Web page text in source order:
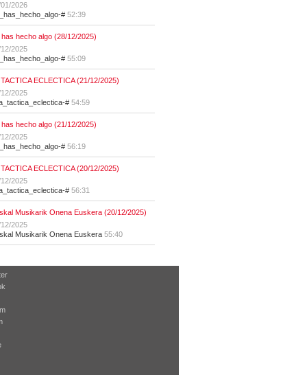
2026
# 52:39
hecho algo (28/12/2025)
2025
# 55:09
TACTICA ECLECTICA (21/12/2025)
2025
# 54:59
hecho algo (21/12/2025)
2025
# 56:19
TACTICA ECLECTICA (20/12/2025)
2025
# 56:31
Musikarik Onena Euskera (20/12/2025)
2025
Musikarik Onena Euskera 55:40